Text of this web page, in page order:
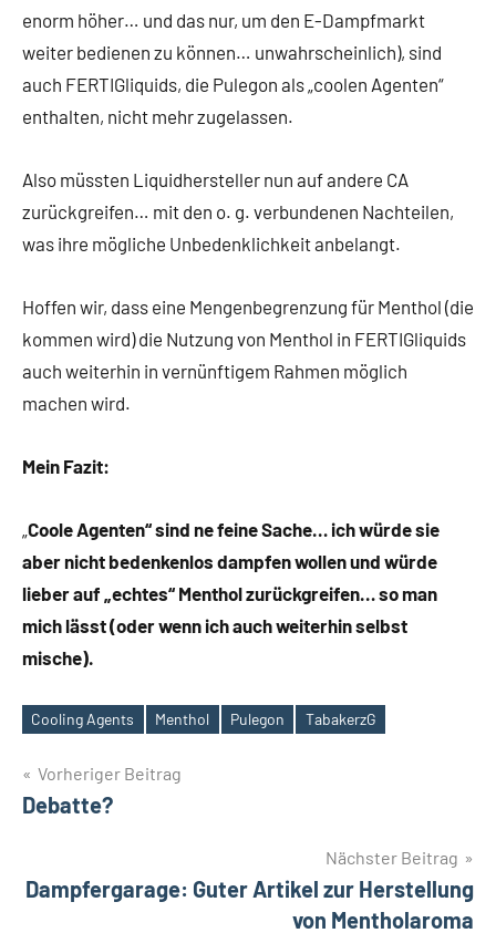
enorm höher… und das nur, um den E-Dampfmarkt
weiter bedienen zu können… unwahrscheinlich), sind
auch FERTIGliquids, die Pulegon als „coolen Agenten“
enthalten, nicht mehr zugelassen.
Also müssten Liquidhersteller nun auf andere CA
zurückgreifen… mit den o. g. verbundenen Nachteilen,
was ihre mögliche Unbedenklichkeit anbelangt.
Hoffen wir, dass eine Mengenbegrenzung für Menthol (die
kommen wird) die Nutzung von Menthol in FERTIGliquids
auch weiterhin in vernünftigem Rahmen möglich
machen wird.
Mein Fazit:
Coole Agenten“ sind ne feine Sache… ich würde sie
aber nicht bedenkenlos dampfen wollen und würde
lieber auf „echtes“ Menthol zurückgreifen… so man
mich lässt (oder wenn ich auch weiterhin selbst
mische).
Schlagwörter
Cooling Agents Menthol Pulegon TabakerzG
Beitrags-
Navigation
Vorheriger Beitrag
Debatte?
Nächster Beitrag
Dampfergarage: Guter Artikel zur Herstellung
von Mentholaroma